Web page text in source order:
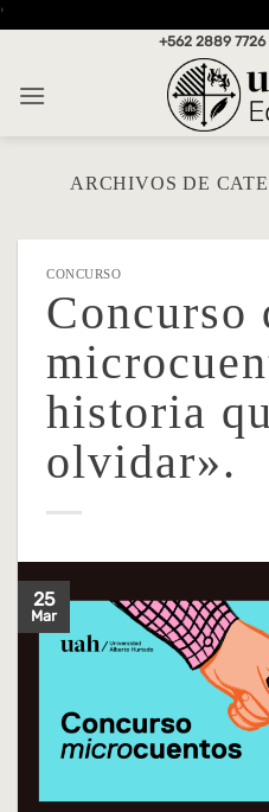
'Saltar
+562 2889 7726
ARCHIVOS DE
CONCURSO
Concurso
historia
olvidar».
25
Mar